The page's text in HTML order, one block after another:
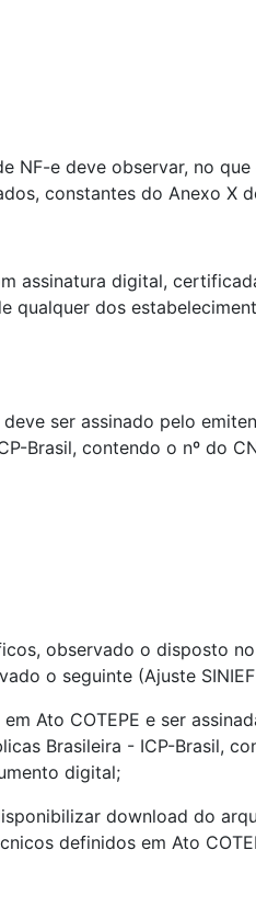
NF-e deve observar, no
constantes do Anexo X
assinatura digital,
qualquer dos
ser assinado pelo
Brasil, contendo o nº do
observado o disposto
o seguinte (Ajuste
Ato COTEPE e ser
Brasileira - ICP-Brasil,
digital;
download do
definidos em Ato